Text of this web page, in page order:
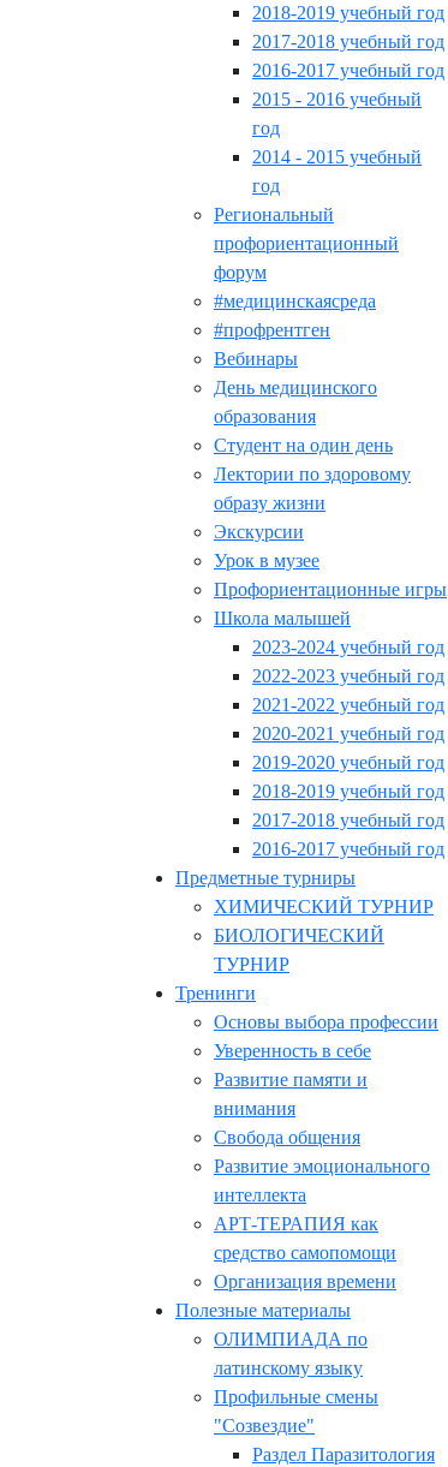
2018-2019 учебный год
2017-2018 учебный год
2016-2017 учебный год
2015 - 2016 учебный
год
2014 - 2015 учебный
год
Региональный
профориентационный
форум
#медицинскаясреда
#профрентген
Вебинары
День медицинского
образования
Студент на один день
Лектории по здоровому
образу жизни
Экскурсии
Урок в музее
Профориентационные игры
Школа малышей
2023-2024 учебный год
2022-2023 учебный год
2021-2022 учебный год
2020-2021 учебный год
2019-2020 учебный год
2018-2019 учебный год
2017-2018 учебный год
2016-2017 учебный год
Предметные турниры
ХИМИЧЕСКИЙ ТУРНИР
БИОЛОГИЧЕСКИЙ
ТУРНИР
Тренинги
Основы выбора профессии
Уверенность в себе
Развитие памяти и
внимания
Свобода общения
Развитие эмоционального
интеллекта
АРТ-ТЕРАПИЯ как
средство самопомощи
Организация времени
Полезные материалы
ОЛИМПИАДА по
латинскому языку
Профильные смены
"Созвездие"
Раздел Паразитология